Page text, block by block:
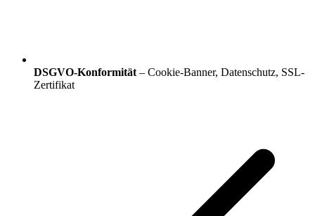
DSGVO-Konformität – Cookie-Banner, Datenschutz, SSL-
Zertifikat